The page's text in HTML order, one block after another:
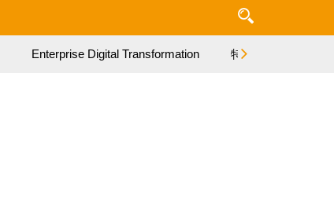
Enterprise Digital Transformation 特集